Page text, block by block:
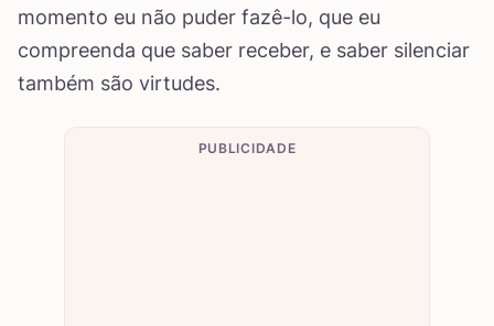
momento eu não puder fazê-lo, que eu
compreenda que saber receber, e saber silenciar
também são virtudes.
PUBLICIDADE